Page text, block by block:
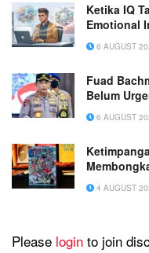
Ketika IQ
Emotional
6 AUGUST
Fuad
Belum
6 AUGUST
4 AUGUST
Please login to join